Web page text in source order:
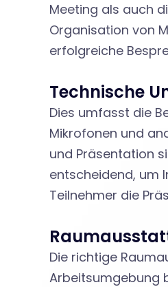
Meeting als auch
Organisation von
erfolgreiche
Technische
Dies umfasst die
Mikrofonen und
und Präsentation
entscheidend, um
Teilnehmer die
Die richtige
Arbeitsumgebung